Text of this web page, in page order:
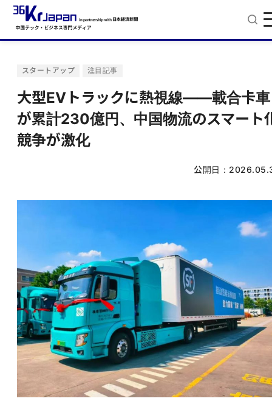
スタートアップ 注目記事
大型EVトラックに熱視線——載合卡車
が累計230億円、中国物流のスマート
競争が激化
公開日：